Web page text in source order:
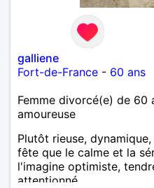
galliene
Fort-de-France - 60 ans
Femme divorcé(e) de 60
amoureuse
Plutôt rieuse,
fête que le calme et la
l'imagine optimiste,
attentionné.